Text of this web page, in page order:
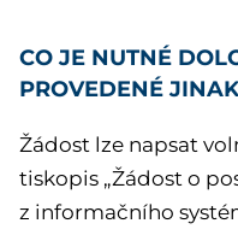
CO JE NUTNÉ
PROVEDENÉ
Žádost lze napsat
tiskopis „Žádost o
z informačního